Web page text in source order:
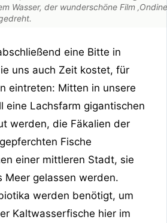
Wasser, der wunderschöne Film
eine Bitte in
uns auch Zeit kostet, für
eintreten: Mitten in unsere
eine Lachsfarm gigantischen
werden, die Fäkalien der
Fische
einer mittleren Stadt, sie
Meer gelassen werden.
werden benötigt, um
Kaltwasserfische hier im